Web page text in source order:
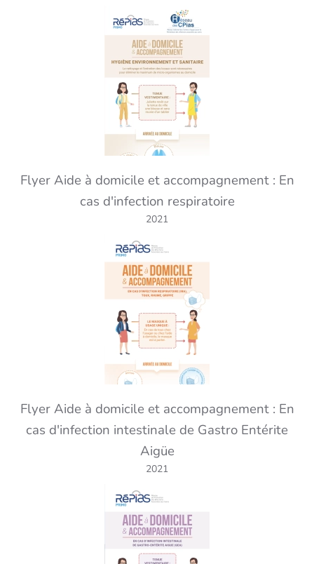
Flyer Aide à domicile et accompagnement : En
cas d'infection respiratoire
2021
Flyer Aide à domicile et accompagnement : En
cas d'infection intestinale de Gastro Entérite
Aigüe
2021